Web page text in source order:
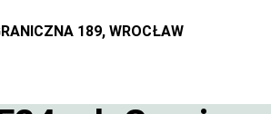
189, WROCŁAW